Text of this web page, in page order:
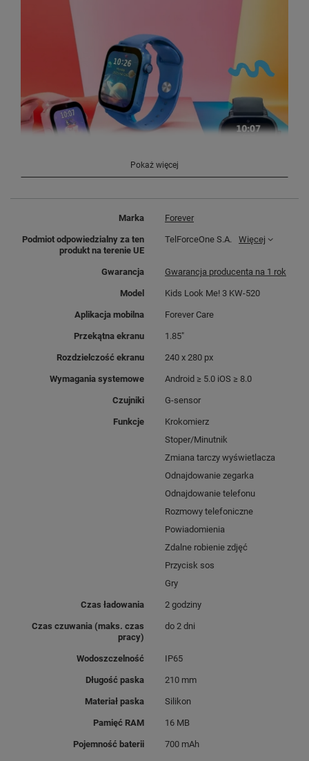
NOWY WYMIAR TROSKI
O MALUCHA
Dziecięcy smartwatch Look Me! 3
przypomina zegarek dla
. Dlatego też bardzo podoba się
Wydajny systemdziała
niezawodnie. Opiekunom daje możliwość
z dzieckiem isubtelnej,
WIDEOROZMOWY
Pokaż więcej
Marka Forever
Podmiot odpowiedzialny za ten
produkt na terenie UE
TelForceOne S.A. Więcej
Gwarancja Gwarancja producenta na 1 rok
Model Kids Look Me! 3 KW-520
Aplikacja mobilna Forever Care
Przekątna ekranu 1.85"
Rozdzielczość ekranu 240 x 280 px
Wymagania systemowe Android ≥ 5.0 iOS ≥ 8.0
Czujniki G-sensor
Funkcje
Krokomierz
Stoper/Minutnik
Zmiana tarczy wyświetlacza
Odnajdowanie zegarka
Odnajdowanie telefonu
Rozmowy telefoniczne
Powiadomienia
Zdalne robienie zdjęć
Przycisk sos
Gry
Czas ładowania 2 godziny
Czas czuwania (maks. czas
pracy)
do 2 dni
Wodoszczelność IP65
Długość paska 210 mm
Materiał paska Silikon
Pamięć RAM 16 MB
Pojemność baterii 700 mAh